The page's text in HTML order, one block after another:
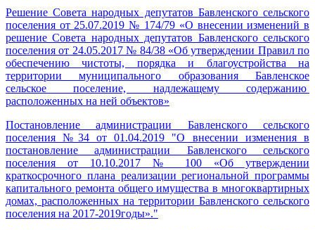
Решение Совета народных депутатов Бавленского сельского
поселения от 25.07.2019 № 174/79 «О внесении изменений в
решение Совета народных депутатов Бавленского сельского
поселения от 24.05.2017 № 84/38 «Об утверждении Правил по
обеспечению чистоты, порядка и благоустройства на
территории муниципального образования Бавленское
сельское поселение, надлежащему содержанию
расположенных на ней объектов»
Постановление администрации Бавленского сельского
поселения №34 от 01.04.2019 "О внесении изменения в
постановление администрации Бавленского сельского
поселения от 10.10.2017 № 100 «Об утверждении
краткосрочного плана реализации региональной программы
капитального ремонта общего имущества в многоквартирных
домах, расположенных на территории Бавленского сельского
поселения на 2017-2019годы»."